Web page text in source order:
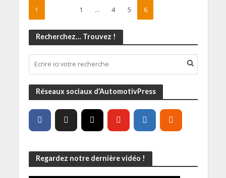
1 … 4 5 6
Recherchez… Trouvez !
Réseaux sociaux d’AutomotivPress
Regardez notre dernière vidéo !